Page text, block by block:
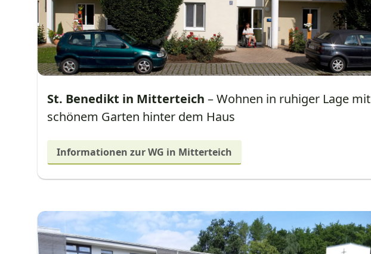
St. Benedikt in Mitterteich – Wohnen in ruhiger Lage mit
schönem Garten hinter dem Haus
Informationen zur WG in Mitterteich